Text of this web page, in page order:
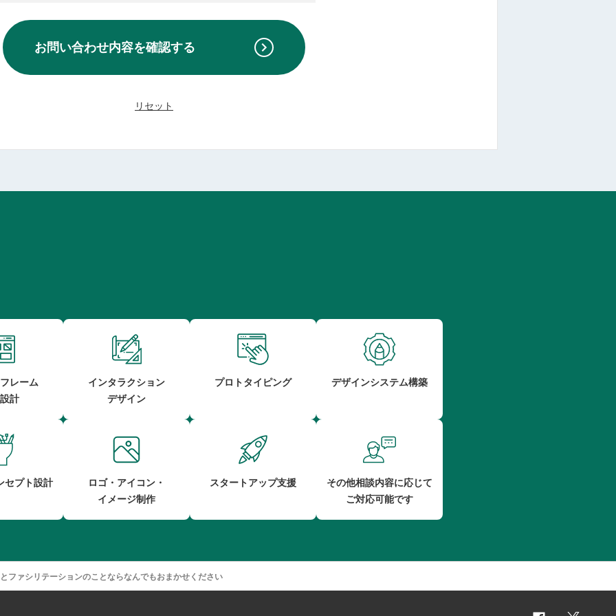
お問い合わせ内容を確認する
リセット
レーム
計
インタラクション
デザイン
プロトタイピング デザインシステム構築
セプト設計
ロゴ・アイコン・
イメージ制作
スタートアップ支援
その他相談内容に応じて
ご対応可能です
ファシリテーションのことならなんでもおまかせください